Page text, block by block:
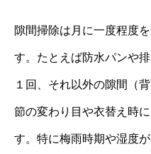
隙間掃除は月に一度程度
す。たとえば防水パンや
１回、それ以外の隙間（
節の変わり目や衣替え時
す。特に梅雨時期や湿度